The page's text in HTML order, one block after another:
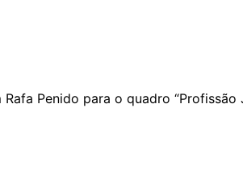
Penido para o quadro